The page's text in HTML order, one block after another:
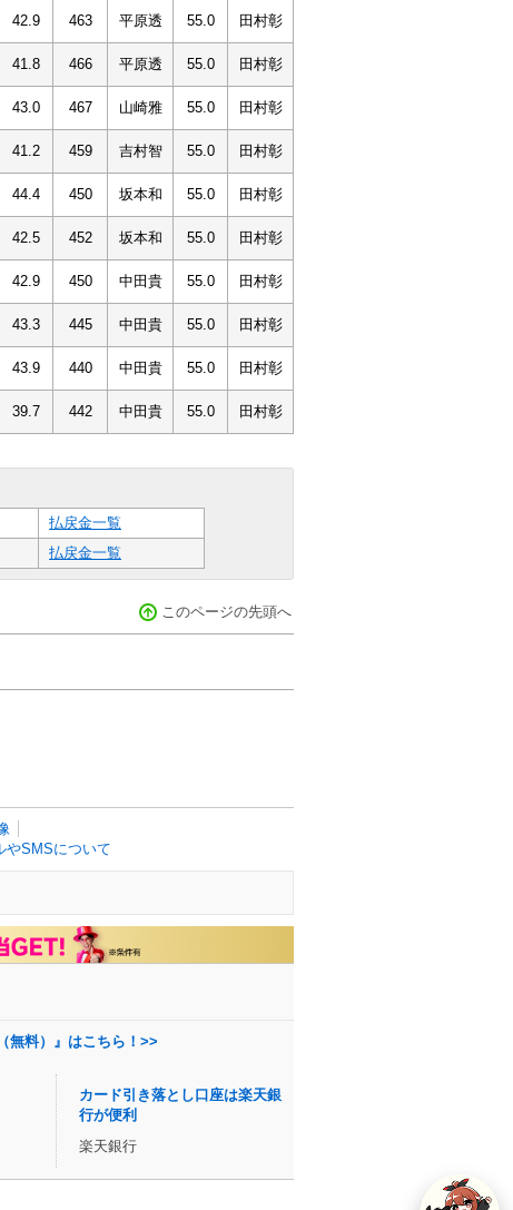
42.9 463 平原透 55.0 田村彰
41.8 466 平原透 55.0 田村彰
43.0 467 山崎雅 55.0 田村彰
41.2 459 吉村智 55.0 田村彰
44.4 450 坂本和 55.0 田村彰
42.5 452 坂本和 55.0 田村彰
42.9 450 中田貴 55.0 田村彰
43.3 445 中田貴 55.0 田村彰
43.9 440 中田貴 55.0 田村彰
39.7 442 中田貴 55.0 田村彰
払戻金一覧
払戻金一覧
このページの先頭へ
やSMSについて
無料）』はこちら！>>
カード引き落とし口座は楽天銀
行が便利
楽天銀行